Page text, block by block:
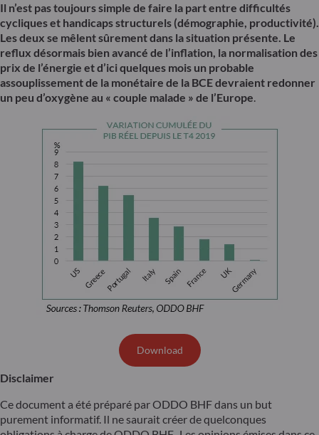
Il n’est pas toujours simple de faire la part entre difficultés
cycliques et handicaps structurels (démographie, productivité).
Les deux se mêlent sûrement dans la situation présente. Le
reflux désormais bien avancé de l’inflation, la normalisation des
prix de l’énergie et d’ici quelques mois un probable
assouplissement de la monétaire de la BCE devraient redonner
un peu d’oxygène au « couple malade » de l’Europe.
Download
Disclaimer
Ce document a été préparé par ODDO BHF dans un but
purement informatif. Il ne saurait créer de quelconques